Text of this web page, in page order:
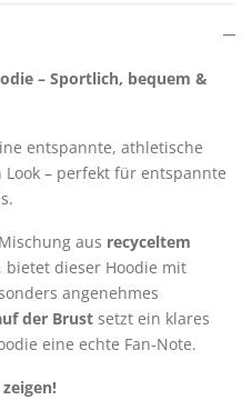
– Sportlich, bequem &
entspannte, athletische
– perfekt für entspannte
aus recyceltem
, bietet dieser Hoodie mit
angenehmes
der Brust setzt ein klares
eine echte Fan-Note.